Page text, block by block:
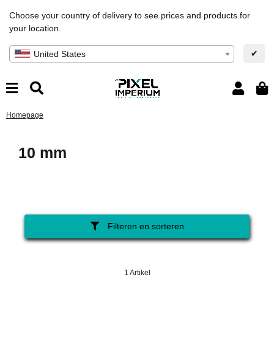
Choose your country of delivery to see prices and products for
your location.
United States ✔
Homepage
10 mm
Filteren en sorteren
1 Artikel